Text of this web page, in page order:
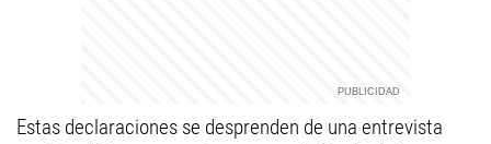
Estas declaraciones se desprenden de una entrevista